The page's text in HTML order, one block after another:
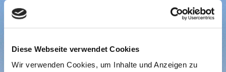
Diese Webseite verwendet Cookies
Wir verwenden Cookies, um Inhalte und Anzeigen zu
Aktionen zu beteiligen.
im Haus der Insel statt.Weitere Termine findet man
im Kursbuch…